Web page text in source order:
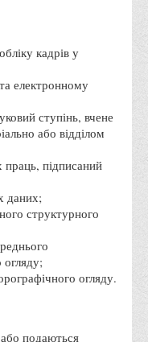
правду про
кадрів у
електронному
ступінь, вчене
або відділом
праць, підписаний
даних;
структурного
огляду;
огляду.
подаються